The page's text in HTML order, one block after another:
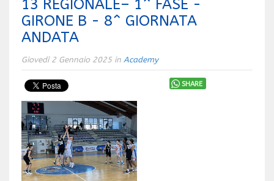
13 REGIONALE– 1^ FASE -
GIRONE B - 8^ GIORNATA
ANDATA
Giovedì 2 Gennaio 2025 in Academy
SHARE